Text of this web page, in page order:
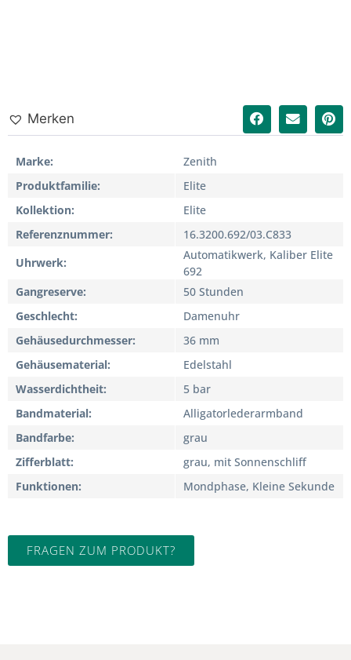
Merken
Marke
Zenith
Produktfamilie
Elite
Kollektion
Elite
Referenznummer
16.3200.692/03.C833
Uhrwerk
Automatikwerk, Kaliber Elite
692
Gangreserve
50 Stunden
Geschlecht
Damenuhr
Gehäusedurchmesser
36 mm
Gehäusematerial
Edelstahl
Wasserdichtheit
5 bar
Bandmaterial
Alligatorlederarmband
Bandfarbe
grau
Zifferblatt
grau, mit Sonnenschliff
Funktionen
Mondphase, Kleine Sekunde
FRAGEN ZUM PRODUKT?